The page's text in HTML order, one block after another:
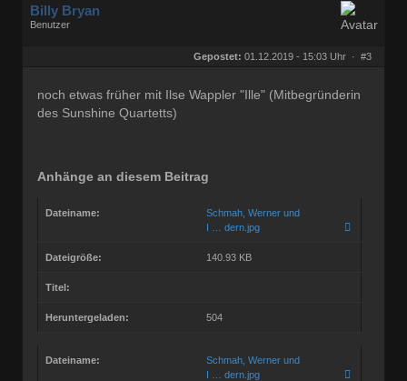
Billy Bryan
Benutzer
Gepostet: 01.12.2019 - 15:03 Uhr · #3
noch etwas früher mit Ilse Wappler "Ille" (Mitbegründerin
des Sunshine Quartetts)
Anhänge an diesem Beitrag
Dateiname:
Schmah, Werner und
I … dern.jpg
Dateigröße: 140.93 KB
Titel:
Heruntergeladen: 504
Dateiname:
Schmah, Werner und
I … dern.jpg